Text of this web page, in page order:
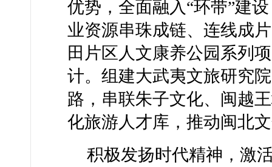
优势，全面融入“环带”建
业资源串珠成链、连线成
田片区人文康养公园系列
计。组建大武夷文旅研究
路，串联朱子文化、闽越
化旅游人才库，推动闽北
积极发扬时代精神，激